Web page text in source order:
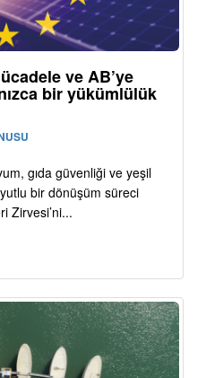
ve AB’ye
bir yükümlülük
gıda güvenliği ve yeşil
bir dönüşüm süreci
Zirvesi’ni...